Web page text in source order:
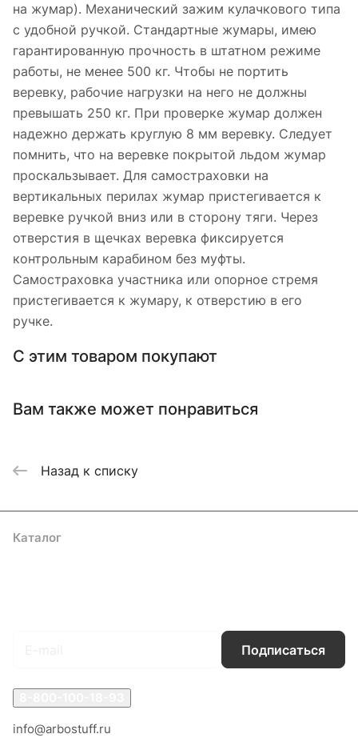
на жумар). Механический зажим кулачкового типа
с удобной ручкой. Стандартные жумары, имею
гарантированную прочность в штатном режиме
работы, не менее 500 кг. Чтобы не портить
веревку, рабочие нагрузки на него не должны
превышать 250 кг. При проверке жумар должен
надежно держать круглую 8 мм веревку. Следует
помнить, что на веревке покрытой льдом жумар
проскальзывает. Для самостраховки на
вертикальных перилах жумар пристегивается к
веревке ручкой вниз или в сторону тяги. Через
отверстия в щечках веревка фиксируется
контрольным карабином без муфты.
Самостраховка участника или опорное стремя
пристегивается к жумару, к отверстию в его
ручке.
С этим товаром покупают
Вам также может понравиться
Назад к списку
Каталог
Подписаться
info@arbostuff.ru